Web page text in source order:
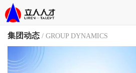
集团动态 / GROUP DYNAMICS